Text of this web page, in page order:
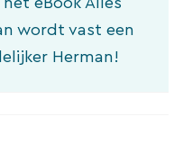
wordt vast een
Herman!